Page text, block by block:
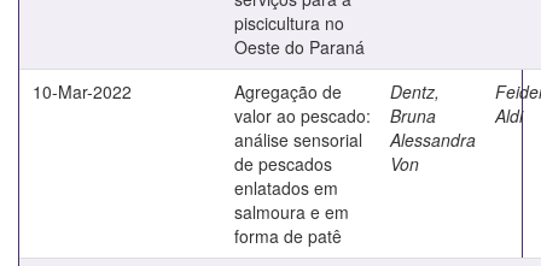
piscicultura no
Oeste do Paraná
10-Mar-2022
Agregação de
valor ao pescado:
análise sensorial
de pescados
enlatados em
salmoura e em
forma de patê
Dentz,
Bruna
Alessandra
Von
Aldi